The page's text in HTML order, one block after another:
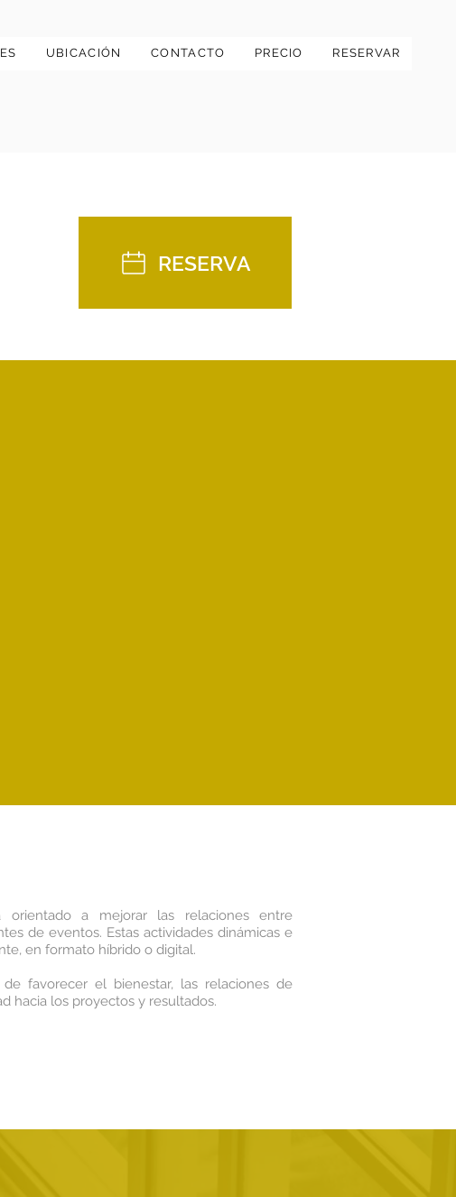
UBICACIÓN CONTACTO PRECIO RESERVAR
RESERVA
a mejorar las relaciones entre
de eventos. Estas actividades dinámicas e
en formato híbrido o digital.
favorecer el bienestar, las relaciones de
hacia los proyectos y resultados.